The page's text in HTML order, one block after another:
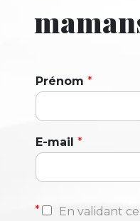
Prénom *
E-mail *
*
En validant